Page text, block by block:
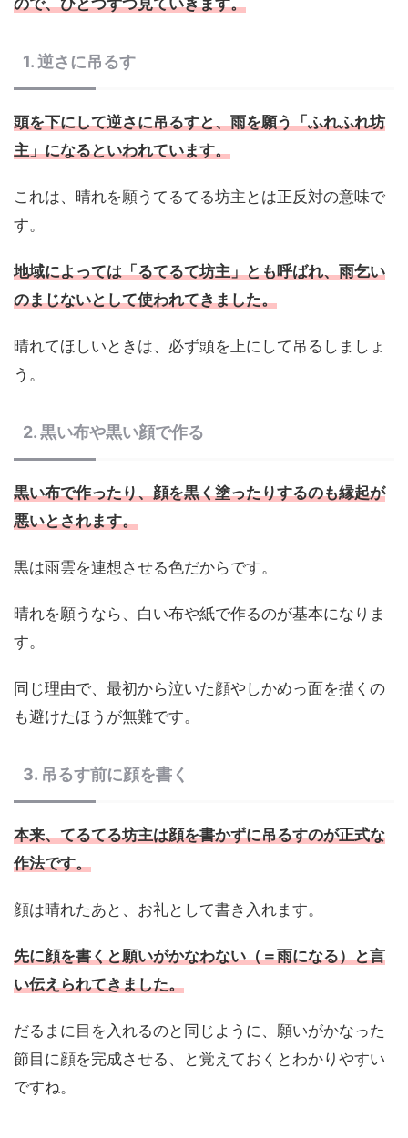
1. 逆さに吊るす
頭を下にして逆さに吊るすと、雨を願う「ふれふれ坊
主」になるといわれています。
これは、晴れを願うてるてる坊主とは正反対の意味で
す。
地域によっては「るてるて坊主」とも呼ばれ、雨乞い
のまじないとして使われてきました。
晴れてほしいときは、必ず頭を上にして吊るしましょ
う。
2. 黒い布や黒い顔で作る
黒い布で作ったり、顔を黒く塗ったりするのも縁起が
悪いとされます。
黒は雨雲を連想させる色だからです。
晴れを願うなら、白い布や紙で作るのが基本になりま
す。
同じ理由で、最初から泣いた顔やしかめっ面を描くの
も避けたほうが無難です。
3. 吊るす前に顔を書く
本来、てるてる坊主は顔を書かずに吊るすのが正式な
作法です。
顔は晴れたあと、お礼として書き入れます。
先に顔を書くと願いがかなわない（＝雨になる）と言
い伝えられてきました。
だるまに目を入れるのと同じように、願いがかなった
節目に顔を完成させる、と覚えておくとわかりやすい
ですね。